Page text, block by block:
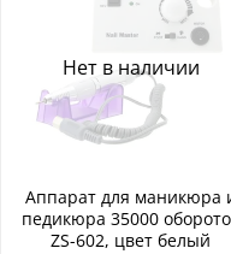
Нет в наличии
Аппарат для маникюра
педикюра 35000
ZS-602, цвет белый